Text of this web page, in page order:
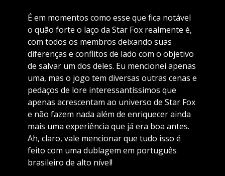
É em momentos como esse que fica notável
o quão forte o laço da Star Fox realmente é,
com todos os membros deixando suas
diferenças e conflitos de lado com o objetivo
de salvar um dos deles. Eu mencionei apenas
uma, mas o jogo tem diversas outras cenas e
pedaços de lore interessantíssimos que
apenas acrescentam ao universo de Star Fox
e não fazem nada além de enriquecer ainda
mais uma experiência que já era boa antes.
Ah, claro, vale mencionar que tudo isso é
feito com uma dublagem em português
brasileiro de alto nível!